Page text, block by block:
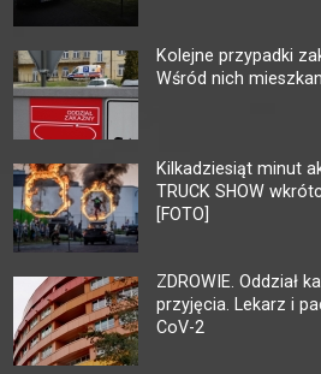
Kolejne przypadki
Wśród nich
Kilkadziesiąt minut
TRUCK SHOW
[FOTO]
ZDROWIE. Oddział
przyjęcia. Lekarz i
CoV-2